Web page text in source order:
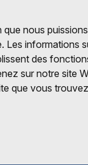
nous
Les informations
des
sur notre site
que vous